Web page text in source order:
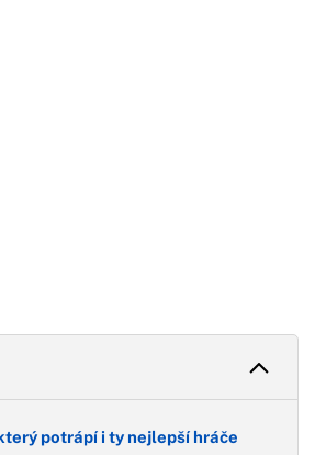
potrápí i ty nejlepší hráče